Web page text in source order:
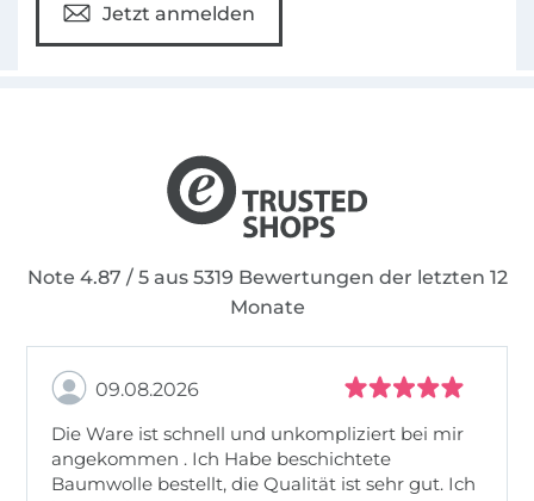
Jetzt anmelden
Note 4.87 / 5 aus 5319 Bewertungen der letzten 12
Monate
09.08.2026
Die Ware ist schnell und unkompliziert bei mir
angekommen . Ich Habe beschichtete
Baumwolle bestellt, die Qualität ist sehr gut. Ich